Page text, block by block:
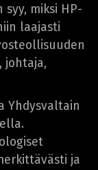
syy, miksi HP-
laajasti
johtaja,
Yhdysvaltain
ja